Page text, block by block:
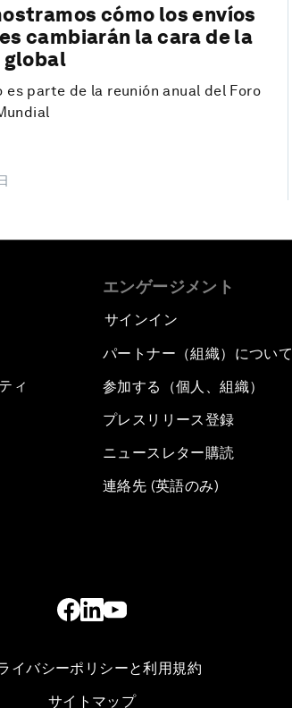
cómo los envíos
cambiarán la cara de la
es parte de la reunión anual del Foro
ィ
エンゲージメント
サインイン
パートナー（組織）について
参加する（個人、組織）
プレスリリース登録
ニュースレター購読
連絡先 (英語のみ)
イバシーポリシーと利用規約
サイトマップ